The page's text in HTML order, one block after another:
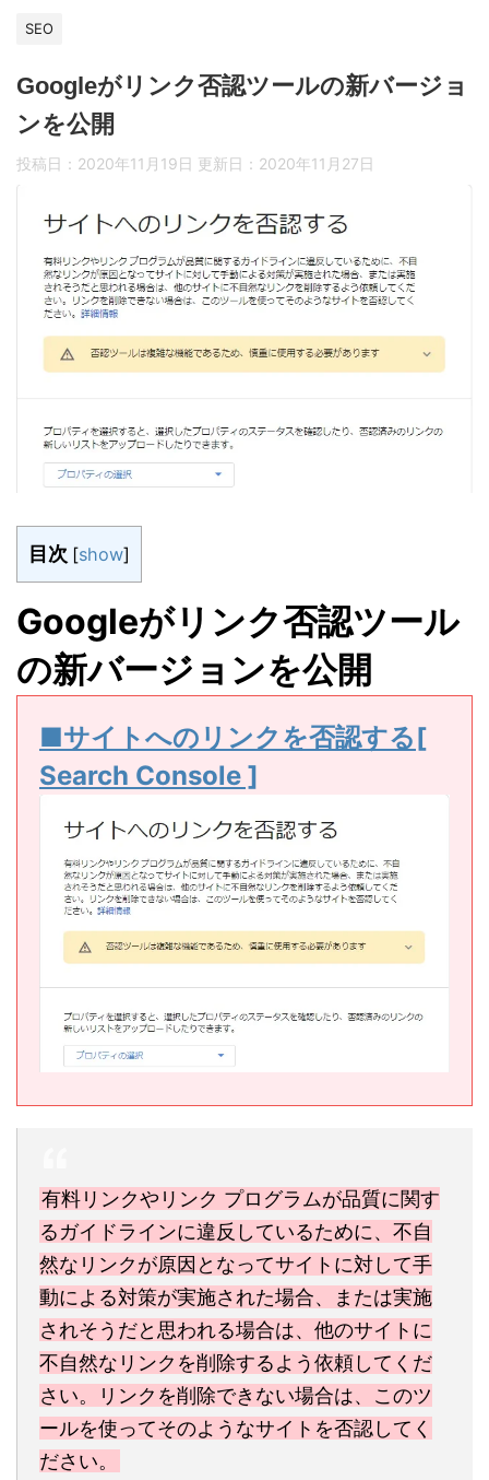
SEO
Googleがリンク否認ツールの新バージョ
ンを公開
投稿日：2020年11月19日 更新日： 2020年11月27日
目次 [show]
Googleがリンク否認ツール
の新バージョンを公開
■サイトへのリンクを否認する[
Search Console ]
有料リンクやリンク プログラムが品質に関す
るガイドラインに違反しているために、不自
然なリンクが原因となってサイトに対して手
動による対策が実施された場合、または実施
されそうだと思われる場合は、他のサイトに
不自然なリンクを削除するよう依頼してくだ
さい。リンクを削除できない場合は、このツ
ールを使ってそのようなサイトを否認してく
ださい。